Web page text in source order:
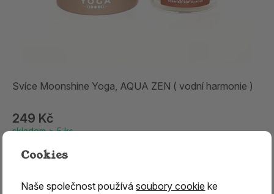
Svíce Moonshine Yoga, AQUA ZEN ( vodní harmonie )
249 Kč
skladem > 5 ks
Cookies
Naše společnost používásoubory cookie ke